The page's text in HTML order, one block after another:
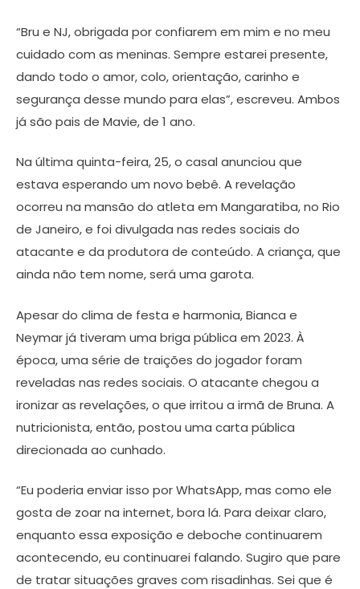
“Bru e NJ, obrigada por confiarem em mim e no meu
cuidado com as meninas. Sempre estarei presente,
dando todo o amor, colo, orientação, carinho e
segurança desse mundo para elas”, escreveu. Ambos
já são pais de Mavie, de 1 ano.
Na última quinta-feira, 25, o casal anunciou que
estava esperando um novo bebê. A revelação
ocorreu na mansão do atleta em Mangaratiba, no Rio
de Janeiro, e foi divulgada nas redes sociais do
atacante e da produtora de conteúdo. A criança, que
ainda não tem nome, será uma garota.
Apesar do clima de festa e harmonia, Bianca e
Neymar já tiveram uma briga pública em 2023. À
época, uma série de traições do jogador foram
reveladas nas redes sociais. O atacante chegou a
ironizar as revelações, o que irritou a irmã de Bruna. A
nutricionista, então, postou uma carta pública
direcionada ao cunhado.
“Eu poderia enviar isso por WhatsApp, mas como ele
gosta de zoar na internet, bora lá. Para deixar claro,
enquanto essa exposição e deboche continuarem
acontecendo, eu continuarei falando. Sugiro que pare
de tratar situações graves com risadinhas. Sei que é